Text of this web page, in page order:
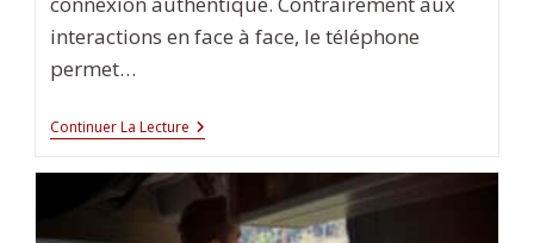
interactions en face à face, le téléphone
permet…
Continuer La Lecture Comment
Draguer
Au
Téléphone